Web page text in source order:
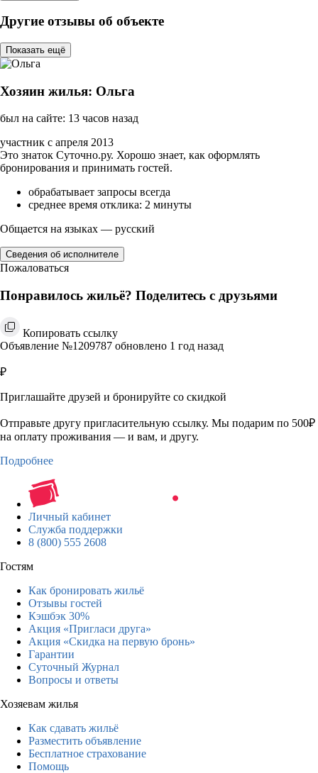
Другие отзывы об объекте
Показать ещё
Хозяин жилья: Ольга
был на сайте: 13 часов назад
участник с апреля 2013
Это знаток Суточно.ру. Хорошо знает, как оформлять
бронирования и принимать гостей.
обрабатывает запросы всегда
среднее время отклика: 2 минуты
Общается на языках — русский
Сведения об исполнителе
Пожаловаться
Понравилось жильё? Поделитесь с друзьями
Копировать ссылку
Объявление №1209787 обновлено 1 год назад
₽
Приглашайте друзей и бронируйте со скидкой
Отправьте другу пригласительную ссылку. Мы подарим по 500₽
на оплату проживания — и вам, и другу.
Подробнее
Личный кабинет
Служба поддержки
8 (800) 555 2608
Гостям
Как бронировать жильё
Отзывы гостей
Кэшбэк 30%
Акция «Пригласи друга»
Акция «Скидка на первую бронь»
Гарантии
Суточный Журнал
Вопросы и ответы
Хозяевам жилья
Как сдавать жильё
Разместить объявление
Бесплатное страхование
Помощь